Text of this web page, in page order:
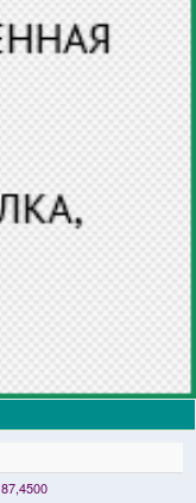
87,4500